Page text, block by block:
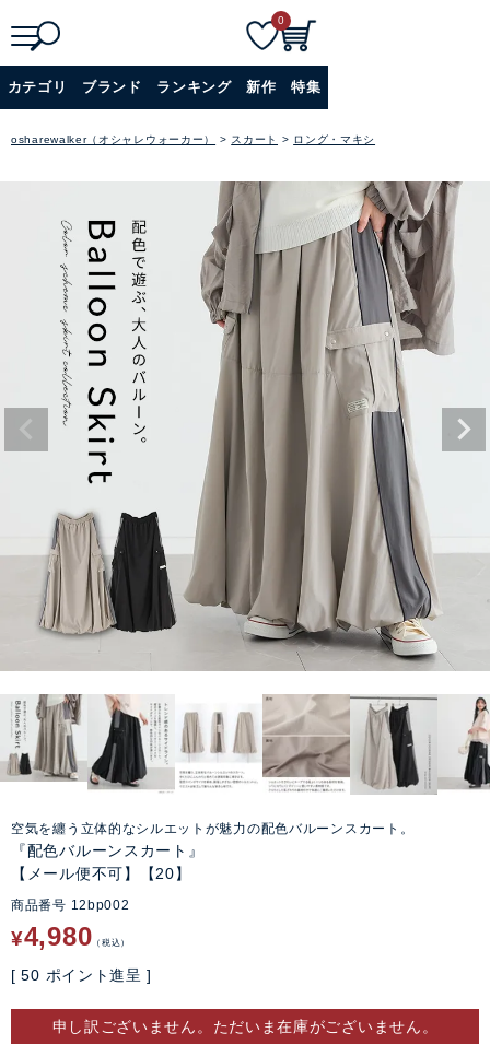
詳細検索
0
カテゴリ ブランド ランキング 新作 特集
osharewalker（オシャレウォーカー） スカート ロング・マキシ
空気を纏う立体的なシルエットが魅力の配色バルーンスカート。
『配色バルーンスカート』
【メール便不可】【20】
商品番号 12bp002
¥4,980 税込
[ 50 ポイント進呈 ]
申し訳ございません。ただいま在庫がございません。